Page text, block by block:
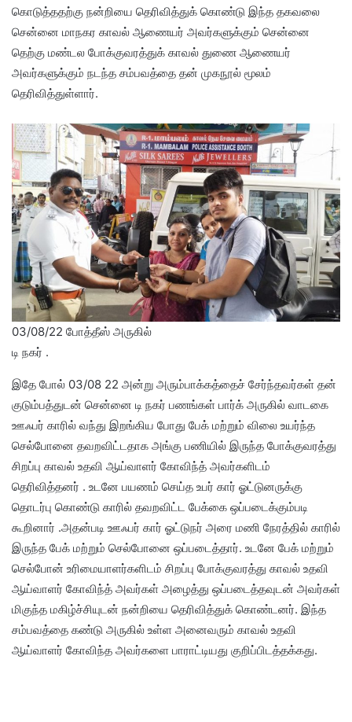
கொடுத்ததற்கு நன்றியை தெரிவித்துக் கொண்டு இந்த தகவலை
சென்னை மாநகர காவல் ஆணையர் அவர்களுக்கும் சென்னை
தெற்கு மண்டல போக்குவரத்துக் காவல் துணை ஆணையர்
அவர்களுக்கும் நடந்த சம்பவத்தை தன் முகநூல் மூலம்
தெரிவித்துள்ளார்.
03/08/22 போத்தீஸ் அருகில்
டி நகர் .
இதே போல் 03/08 22 அன்று அரும்பாக்கத்தைச் சேர்ந்தவர்கள் தன்
குடும்பத்துடன் சென்னை டி நகர் பணங்கள் பார்க் அருகில் வாடகை
ஊஃபர் காரில் வந்து இறங்கிய போது பேக் மற்றும் விலை உயர்ந்த
செல்போனை தவறவிட்டதாக அங்கு பணியில் இருந்த போக்குவரத்து
சிறப்பு காவல் உதவி ஆய்வாளர் கோவிந்த் அவர்களிடம்
தெரிவித்தனர் . உடனே பயணம் செய்த உபர் கார் ஓட்டுனருக்கு
தொடர்பு கொண்டு காரில் தவறவிட்ட பேக்கை ஒப்படைக்கும்படி
கூறினார் .அதன்படி ஊஃபர் கார் ஓட்டுநர் அரை மணி நேரத்தில் காரில்
இருந்த பேக் மற்றும் செல்போனை ஒப்படைத்தார். உடனே பேக் மற்றும்
செல்போன் உரிமையாளர்களிடம் சிறப்பு போக்குவரத்து காவல் உதவி
ஆய்வாளர் கோவிந்த் அவர்கள் அழைத்து ஒப்படைத்தவுடன் அவர்கள்
மிகுந்த மகிழ்ச்சியுடன் நன்றியை தெரிவித்துக் கொண்டனர். இந்த
சம்பவத்தை கண்டு அருகில் உள்ள அனைவரும் காவல் உதவி
ஆய்வாளர் கோவிந்த அவர்களை பாராட்டியது குறிப்பிடத்தக்கது.